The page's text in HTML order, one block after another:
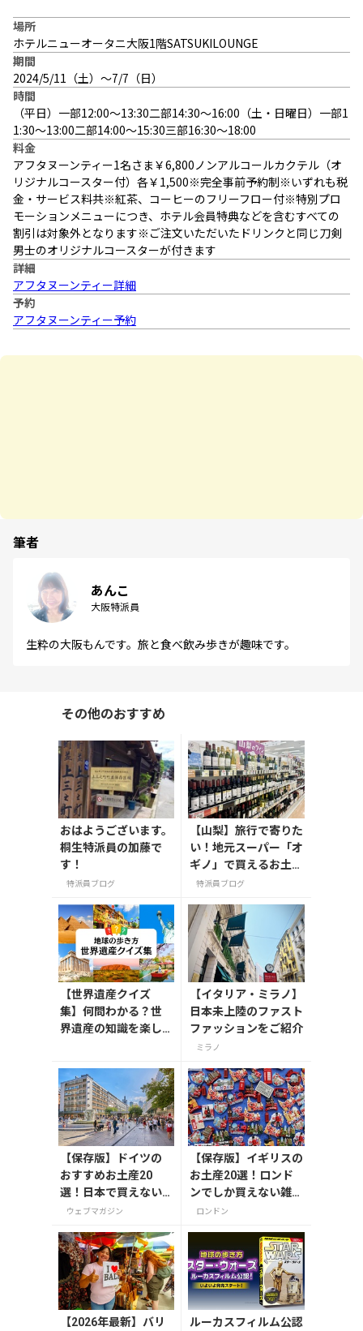
場所
ホテルニューオータニ大阪1階SATSUKILOUNGE
期間
2024/5/11（土）～7/7（日）
時間
（平日）一部12:00～13:30二部14:30～16:00（土・日曜日）一部1
1:30～13:00二部14:00～15:30三部16:30～18:00
料金
アフタヌーンティー1名さま￥6,800ノンアルコールカクテル（オ
リジナルコースター付）各￥1,500※完全事前予約制※いずれも税
金・サービス料共※紅茶、コーヒーのフリーフロー付※特別プロ
モーションメニューにつき、ホテル会員特典などを含むすべての
割引は対象外となります※ご注文いただいたドリンクと同じ刀剣
男士のオリジナルコースターが付きます
詳細
アフタヌーンティー詳細
予約
アフタヌーンティー予約
筆者
あんこ
大阪特派員
生粋の大阪もんです。旅と食べ飲み歩きが趣味です。
その他のおすすめ
おはようございます。
桐生特派員の加藤で
す！
特派員ブログ
【山梨】旅行で寄りた
い！地元スーパー「オ
ギノ」で買えるお土産
4選
特派員ブログ
【世界遺産クイズ
集】何問わかる？世
界遺産の知識を楽し
【イタリア・ミラノ】
日本未上陸のファスト
ファッションをご紹介
ミラノ
【保存版】ドイツの
おすすめお土産20
選！日本で買えない
雑貨からお菓子まで
ウェブマガジン
【保存版】イギリスの
お土産20選！ロンド
ンでしか買えない雑
貨/お菓子/紅茶まで徹
ロンドン
【2026年最新】バリ
ルーカスフィルム公認